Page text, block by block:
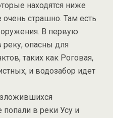
находятся ниже
страшно. Там есть
В первую
опасны для
таких как Роговая,
и водозабор идет
в реки Усу и